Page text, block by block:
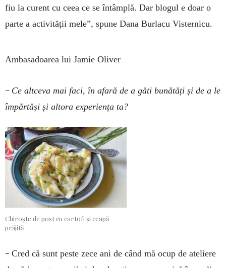
fiu la curent cu ceea ce se întâmplă. Dar blogul e doar o
parte a activității mele”, spune Dana Burlacu Visternicu.
Ambasadoarea lui Jamie Oliver
– Ce altceva mai faci, în afară de a găti bunătăți și de a le
împărtăși și altora experiența ta?
Chiroște de post cu cartofi și ceapă
prăjită
– Cred că sunt peste zece ani de când mă ocup de ateliere